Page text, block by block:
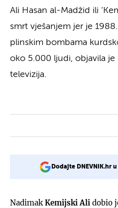
Ali Hasan al-Madžid ili
smrt vješanjem jer je
plinskim bombama
oko 5.000 ljudi, objavila je
televizija.
Dodajte DNEVNIK.hr
Nadimak Kemijski Ali dobio